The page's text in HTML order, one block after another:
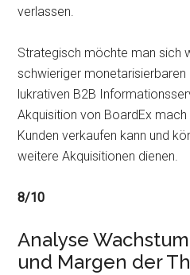
verlassen.
Strategisch möchte man sich
schwieriger monetarisierbaren
lukrativen B2B
Akquisition von BoardEx
Kunden verkaufen kann und
weitere Akquisitionen dienen.
8/10
Analyse
und Margen der